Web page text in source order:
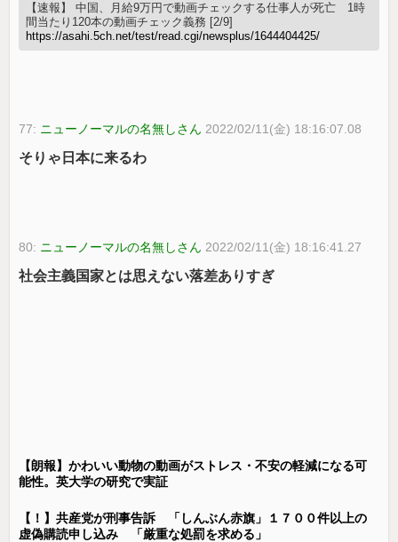
【速報】 中国、月給9万円で動画チェックする仕事人が死亡 1時
間当たり120本の動画チェック義務 [2/9]
https://asahi.5ch.net/test/read.cgi/newsplus/1644404425/
77: ニューノーマルの名無しさん 2022/02/11(金) 18:16:07.08
そりゃ日本に来るわ
80: ニューノーマルの名無しさん 2022/02/11(金) 18:16:41.27
社会主義国家とは思えない落差ありすぎ
【朗報】かわいい動物の動画がストレス・不安の軽減になる可
能性。英大学の研究で実証
【！】共産党が刑事告訴 「しんぶん赤旗」１７００件以上の
虚偽購読申し込み 「厳重な処罰を求める」